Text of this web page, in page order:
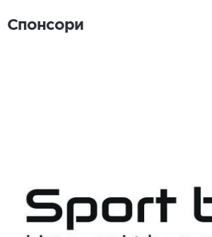
Спонсори